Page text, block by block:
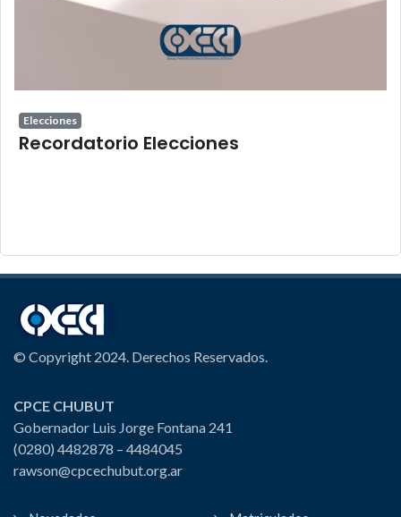
Elecciones
Recordatorio Elecciones
© Copyright 2024. Derechos Reservados.
CPCE CHUBUT
Gobernador Luis Jorge Fontana 241
(0280) 4482878 – 4484045
rawson@cpcechubut.org.ar